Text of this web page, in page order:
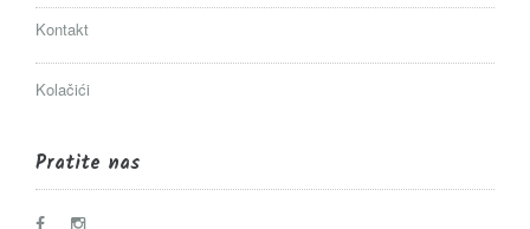
Kontakt
Kolačići
Pratite nas